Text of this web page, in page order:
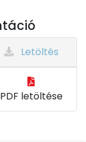
Letöltés
PDF letöltése